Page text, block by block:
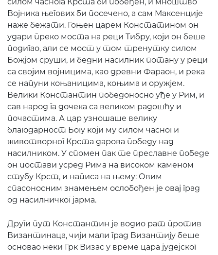
Војника његових би посечено, а сам Максенције
наже бежати. Гоњен царем Констатином он
удари преко моста на реци Тибру, који он беше
подигао, али се мост у том тренутку силом
Божјом сруши, и бедни насилник потану у реци
са својим војницима, као древни Фараон, и река
се напуни коњаницима, коњима и оружјем.
Велики Константин победоносно уђе у Рим, и
сав народ га дочека са великом радошћу и
почастима. А цар узношаше велику
благодарност Богу који му силом часног и
животворног Крста дарова победу над
насилником. У спомен пак те преславне победе
он постави усред Рима на високом каменом
стубу Крст, и написа на њему: Овим
спасоносним знамењем ослобођен је овај град
од насилничког јарма.
Други пут Константин је водио рат против
Византинаца, чији мали град Византију беше
основао неки Грк Визас у време цара јудејског